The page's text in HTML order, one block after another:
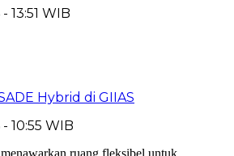
13:51 WIB
Hybrid di GIIAS
10:55 WIB